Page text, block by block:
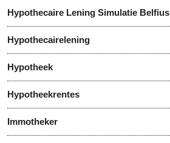
Hypothecaire Lening Simulatie Belfius
Hypothecairelening
Hypotheek
Hypotheekrentes
Immotheker